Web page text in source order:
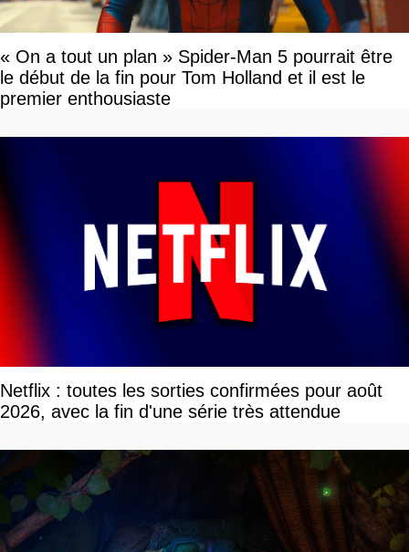
« On a tout un plan » Spider-Man 5 pourrait être
le début de la fin pour Tom Holland et il est le
premier enthousiaste
Netflix : toutes les sorties confirmées pour août
2026, avec la fin d'une série très attendue